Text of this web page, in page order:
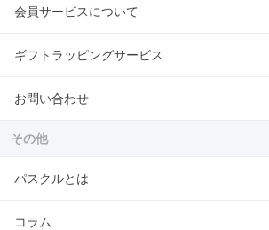
会員サービスについて
ギフトラッピングサービス
お問い合わせ
その他
パスクルとは
コラム